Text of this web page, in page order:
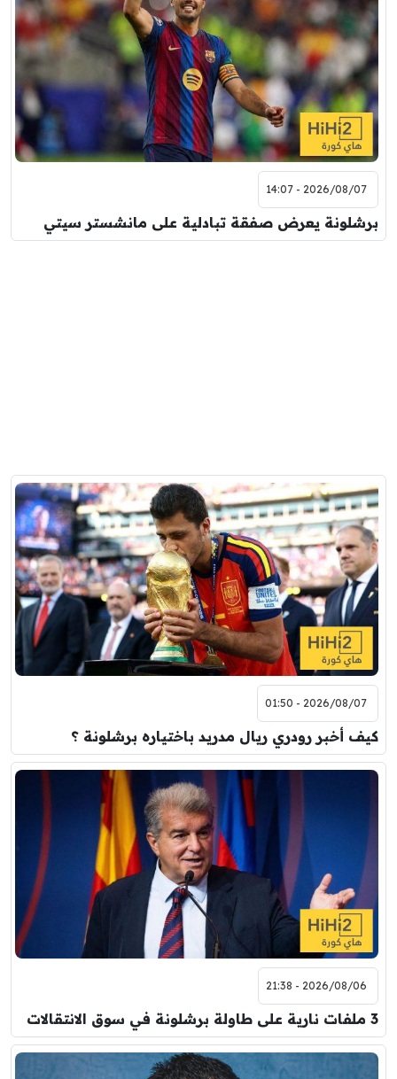
2026/08/07 - 14:07
برشلونة يعرض صفقة تبادلية على مانشستر سيتي
2026/08/07 - 01:50
كيف أخبر رودري ريال مدريد باختياره برشلونة ؟
2026/08/06 - 21:38
3 ملفات نارية على طاولة برشلونة في سوق الانتقالات